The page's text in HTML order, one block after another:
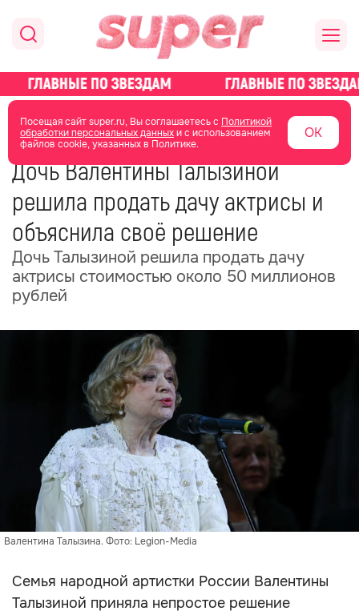
Посещая сайт super.ru, Вы соглашаетесь с Политикой
обработки персональных данныхи с использованием
файлов cookie, указанных в Политике.
ОК
главная новости о звездах новости
01 июня 04:26
Дочь Валентины Талызиной
решила продать дачу актрисы и
объяснила своё решение
Дочь Талызиной решила продать дачу
актрисы стоимостью около 50 миллионов
рублей
Валентина Талызина. Фото: Legion-Media
Семья народной артистки России Валентины
Талызиной приняла непростое решение